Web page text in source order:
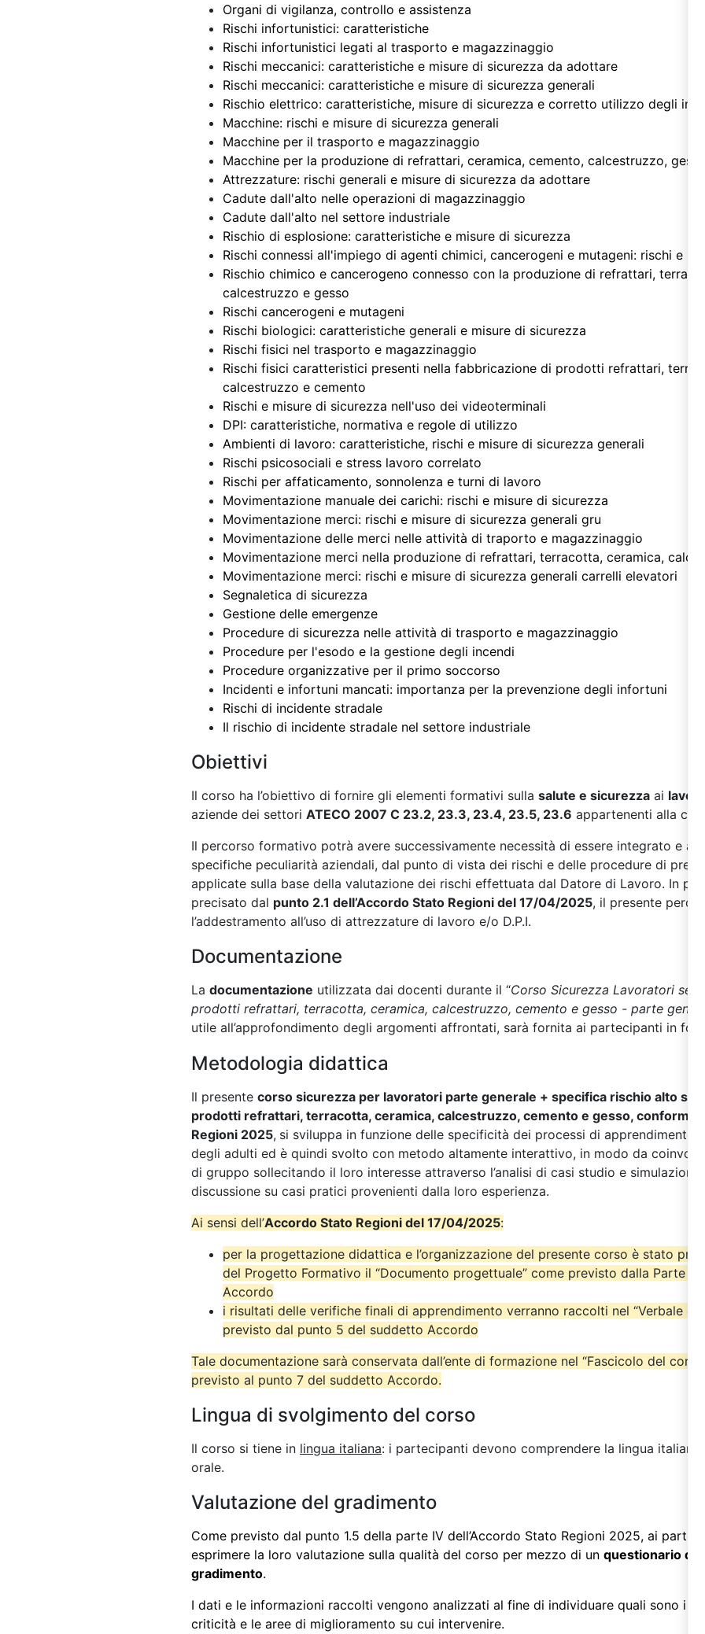
Organi di vigilanza, controllo e assistenza
Rischi infortunistici: caratteristiche
Rischi infortunistici legati al trasporto e magazzinaggio
Rischi meccanici: caratteristiche e misure di sicurezza da adottare
Rischi meccanici: caratteristiche e misure di sicurezza generali
Rischio elettrico: caratteristiche, misure di sicurezza e corretto utilizzo degli
Macchine: rischi e misure di sicurezza generali
Macchine per il trasporto e magazzinaggio
Macchine per la produzione di refrattari, ceramica, cemento, calcestruzzo, gesso
Attrezzature: rischi generali e misure di sicurezza da adottare
Cadute dall'alto nelle operazioni di magazzinaggio
Cadute dall'alto nel settore industriale
Rischio di esplosione: caratteristiche e misure di sicurezza
Rischi connessi all'impiego di agenti chimici, cancerogeni e mutageni: rischi e
Rischio chimico e cancerogeno connesso con la produzione di refrattari,
calcestruzzo e gesso
Rischi cancerogeni e mutageni
Rischi biologici: caratteristiche generali e misure di sicurezza
Rischi fisici nel trasporto e magazzinaggio
Rischi fisici caratteristici presenti nella fabbricazione di prodotti refrattari,
calcestruzzo e cemento
Rischi e misure di sicurezza nell'uso dei videoterminali
DPI: caratteristiche, normativa e regole di utilizzo
Ambienti di lavoro: caratteristiche, rischi e misure di sicurezza generali
Rischi psicosociali e stress lavoro correlato
Rischi per affaticamento, sonnolenza e turni di lavoro
Movimentazione manuale dei carichi: rischi e misure di sicurezza
Movimentazione merci: rischi e misure di sicurezza generali gru
Movimentazione delle merci nelle attività di traporto e magazzinaggio
Movimentazione merci nella produzione di refrattari, terracotta, ceramica,
Movimentazione merci: rischi e misure di sicurezza generali carrelli elevatori
Segnaletica di sicurezza
Gestione delle emergenze
Procedure di sicurezza nelle attività di trasporto e magazzinaggio
Procedure per l'esodo e la gestione degli incendi
Procedure organizzative per il primo soccorso
Incidenti e infortuni mancati: importanza per la prevenzione degli infortuni
Rischi di incidente stradale
Il rischio di incidente stradale nel settore industriale
Obiettivi
Il corso ha l’obiettivo di fornire gli elementi formativi sulla salute e sicurezza ai
aziende dei settori ATECO 2007 C 23.2, 23.3, 23.4, 23.5, 23.6 appartenenti alla
Il percorso formativo potrà avere successivamente necessità di essere integrato e
specifiche peculiarità aziendali, dal punto di vista dei rischi e delle procedure di
applicate sulla base della valutazione dei rischi effettuata dal Datore di Lavoro. In
precisato dal punto 2.1 dell’Accordo Stato Regioni del 17/04/2025, il presente
l’addestramento all’uso di attrezzature di lavoro e/o D.P.I.
Documentazione
La documentazione utilizzata dai docenti durante il “Corso Sicurezza Lavoratori
prodotti refrattari, terracotta, ceramica, calcestruzzo, cemento e gesso - parte
utile all’approfondimento degli argomenti affrontati, sarà fornita ai partecipanti in
Metodologia didattica
Il presente corso sicurezza per lavoratori parte generale + specifica rischio alto
prodotti refrattari, terracotta, ceramica, calcestruzzo, cemento e gesso, conforme
Regioni 2025, si sviluppa in funzione delle specificità dei processi di apprendimento
degli adulti ed è quindi svolto con metodo altamente interattivo, in modo da
di gruppo sollecitando il loro interesse attraverso l’analisi di casi studio e simulazioni
discussione su casi pratici provenienti dalla loro esperienza.
Ai sensi dell’Accordo Stato Regioni del 17/04/2025:
per la progettazione didattica e l’organizzazione del presente corso è stato
del Progetto Formativo il “Documento progettuale” come previsto dalla Parte IV
Accordo
i risultati delle verifiche finali di apprendimento verranno raccolti nel “Verbale
previsto dal punto 5 del suddetto Accordo
Tale documentazione sarà conservata dall’ente di formazione nel “Fascicolo del
previsto al punto 7 del suddetto Accordo.
Lingua di svolgimento del corso
Il corso si tiene in lingua italiana: i partecipanti devono comprendere la lingua italiana
orale.
Valutazione del gradimento
Come previsto dal punto 1.5 della parte IV dell’Accordo Stato Regioni 2025, ai
esprimere la loro valutazione sulla qualità del corso per mezzo di un questionario di
gradimento.
I dati e le informazioni raccolti vengono analizzati al fine di individuare quali sono i
criticità e le aree di miglioramento su cui intervenire.